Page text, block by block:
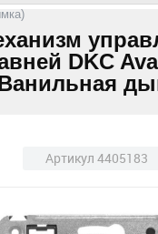
DKC
Артикул 4405183